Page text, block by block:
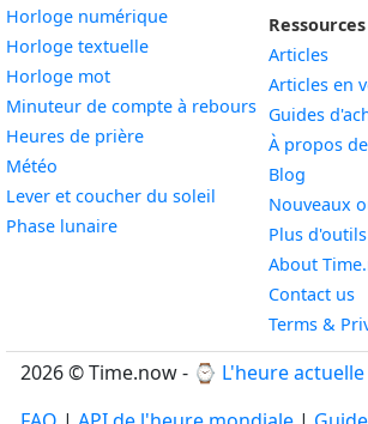
Horloge numériqueWidget
Horloge textuelleWidget
Horloge motWidget
Minuteur de compte à rebours Widget
Heures de prièreWidget
Météo
Lever et coucher du soleil
Phase lunaireWidget
Ressources
Articles
Articles en
Guides
À propos
Blog
Nouveaux
Plus d'outils
About
Contact us
Terms &
2026 © Time.now - ⌚ L'heure